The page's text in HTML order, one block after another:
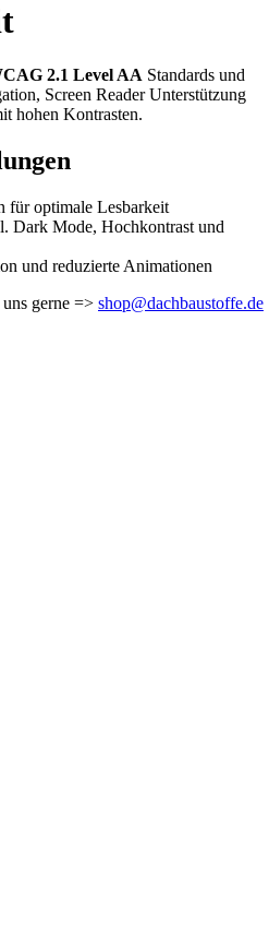
2.1 Level AA Standards und
Screen Reader Unterstützung
hohen Kontrasten.
für optimale Lesbarkeit
Dark Mode, Hochkontrast und
und reduzierte Animationen
gerne => shop@dachbaustoffe.de
Formular